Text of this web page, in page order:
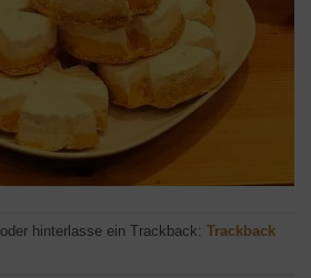
oder hinterlasse ein Trackback: Trackback